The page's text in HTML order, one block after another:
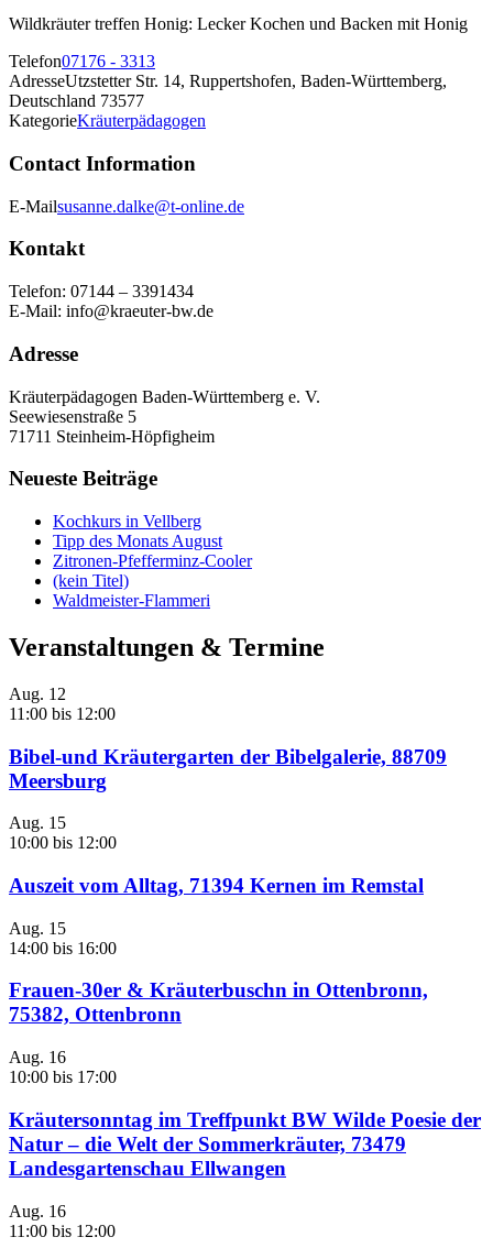
Wildkräuter treffen Honig: Lecker Kochen und Backen mit Honig
Telefon07176 - 3313
AdresseUtzstetter Str. 14, Ruppertshofen, Baden-Württemberg,
Deutschland 73577
KategorieKräuterpädagogen
Contact Information
E-Mailsusanne.dalke@t-online.de
Kontakt
Telefon: 07144 – 3391434
E-Mail: info@kraeuter-bw.de
Adresse
Kräuterpädagogen Baden-Württemberg e. V.
Seewiesenstraße 5
71711 Steinheim-Höpfigheim
Neueste Beiträge
Kochkurs in Vellberg
Tipp des Monats August
Zitronen-Pfefferminz-Cooler
(kein Titel)
Waldmeister-Flammeri
Veranstaltungen & Termine
Aug. 12
11:00 bis 12:00
Bibel-und Kräutergarten der Bibelgalerie, 88709
Meersburg
Aug. 15
10:00 bis 12:00
Auszeit vom Alltag, 71394 Kernen im Remstal
Aug. 15
14:00 bis 16:00
Frauen-30er & Kräuterbuschn in Ottenbronn,
75382, Ottenbronn
Aug. 16
10:00 bis 17:00
Kräutersonntag im Treffpunkt BW Wilde Poesie der
Natur – die Welt der Sommerkräuter, 73479
Landesgartenschau Ellwangen
Aug. 16
11:00 bis 12:00